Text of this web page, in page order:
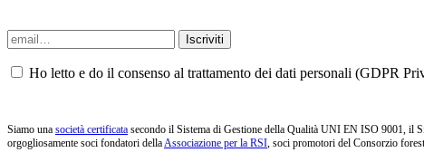
Ho letto e do il consenso al trattamento dei dati personali (GDPR
Siamo una società certificata secondo il Sistema di Gestione della Qualità UNI EN ISO 9001, il
orgogliosamente soci fondatori dellaAssociazione per la RSI, soci promotori del Consorzio